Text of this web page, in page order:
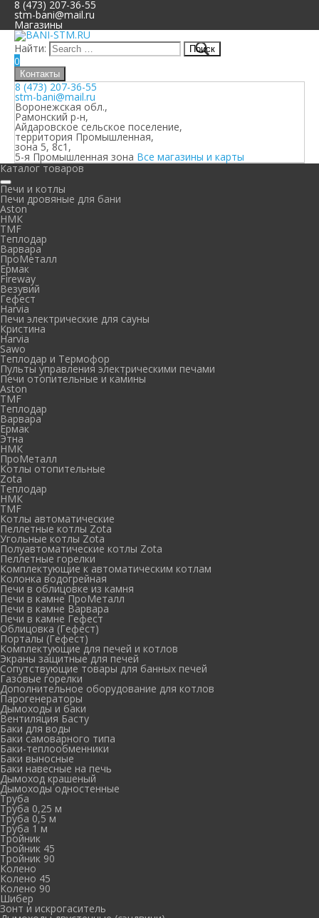
8 (473) 207-36-55
stm-bani@mail.ru
Магазины
Найти:
0
Контакты
8 (473) 207-36-55
stm-bani@mail.ru
Воронежская обл.,
Рамонский р-н,
Айдаровское сельское поселение,
территория Промышленная,
зона 5, 8с1,
5-я Промышленная зона Все магазины и карты
Каталог товаров
Печи и котлы
Печи дровяные для бани
Aston
НМК
TMF
Теплодар
Варвара
ПроМеталл
Ермак
Fireway
Везувий
Гефест
Harvia
Печи электрические для сауны
Кристина
Harvia
Sawo
Теплодар и Термофор
Пульты управления электрическими печами
Печи отопительные и камины
Aston
TMF
Теплодар
Варвара
Ермак
Этна
НМК
ПроМеталл
Котлы отопительные
Zota
Теплодар
НМК
TMF
Котлы автоматические
Пеллетные котлы Zota
Угольные котлы Zota
Полуавтоматические котлы Zota
Пеллетные горелки
Комплектующие к автоматическим котлам
Колонка водогрейная
Печи в облицовке из камня
Печи в камне ПроМеталл
Печи в камне Варвара
Печи в камне Гефест
Облицовка (Гефест)
Порталы (Гефест)
Комплектующие для печей и котлов
Экраны защитные для печей
Сопутствующие товары для банных печей
Газовые горелки
Дополнительное оборудование для котлов
Парогенераторы
Дымоходы и баки
Вентиляция Басту
Баки для воды
Баки самоварного типа
Баки-теплообменники
Баки выносные
Баки навесные на печь
Дымоход крашеный
Дымоходы одностенные
Труба
Труба 0,25 м
Труба 0,5 м
Труба 1 м
Тройник
Тройник 45
Тройник 90
Колено
Колено 45
Колено 90
Шибер
Зонт и искрогаситель